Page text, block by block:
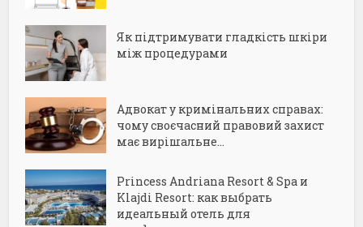
Як підтримувати гладкість шкіри
між процедурами
Адвокат у кримінальних справах:
чому своєчасний правовий захист
має вирішальне...
Princess Andriana Resort & Spa и
Klajdi Resort: как выбрать
идеальный отель для